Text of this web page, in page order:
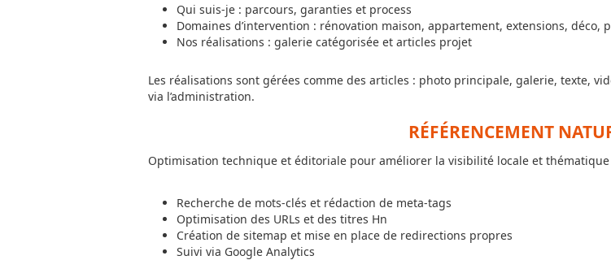
Qui suis-je : parcours, garanties et process
Domaines d’intervention : rénovation maison, appartement, extensions, déco,
Nos réalisations : galerie catégorisée et articles projet
Les réalisations sont gérées comme des articles : photo principale, galerie, texte,
via l’administration.
RÉFÉRENCEMENT
Optimisation technique et éditoriale pour améliorer la visibilité locale et thématique
Recherche de mots-clés et rédaction de meta-tags
Optimisation des URLs et des titres Hn
Création de sitemap et mise en place de redirections propres
Suivi via Google Analytics